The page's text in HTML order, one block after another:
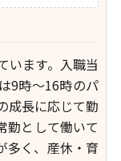
います。入職当
9時～16時のパ
成長に応じて勤
勤として働いて
多く、産休・育